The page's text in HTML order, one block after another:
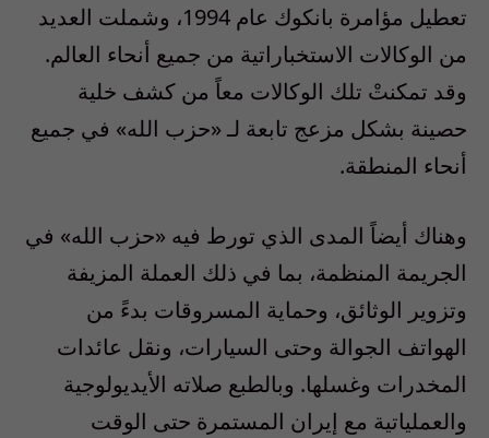
تعطيل مؤامرة بانكوك عام 1994، وشملت العديد
من الوكالات الاستخباراتية من جميع أنحاء العالم.
وقد تمكنتْ تلك الوكالات معاً من كشف خلية
حصينة بشكل مزعج تابعة لـ «حزب الله» في جميع
أنحاء المنطقة.
وهناك أيضاً المدى الذي تورط فيه «حزب الله» في
الجريمة المنظمة، بما في ذلك العملة المزيفة
وتزوير الوثائق، وحماية المسروقات بدءً من
الهواتف الجوالة وحتى السيارات، ونقل عائدات
المخدرات وغسلها. وبالطبع صلاته الأيديولوجية
والعملياتية مع إيران المستمرة حتى الوقت